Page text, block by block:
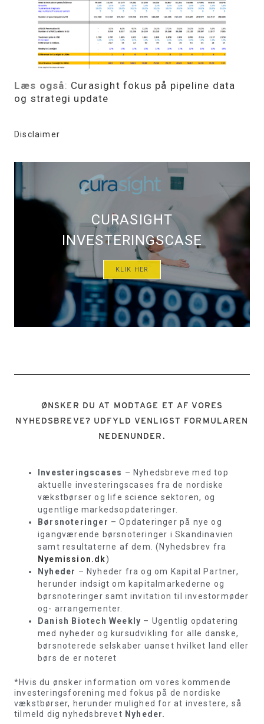
Læs også: Curasight fokus på pipeline data
og strategi update
Disclaimer
CURASIGHT
INVESTERINGSCASE
KLIK HER
ØNSKER DU AT MODTAGE ET AF VORES
NYHEDSBREVE? UDFYLD VENLIGST FORMULAREN
NEDENUNDER.
Investeringscases – Nyhedsbreve med top
aktuelle investeringscases fra de nordiske
vækstbørser og life science sektoren, og
ugentlige markedsopdateringer.
Børsnoteringer – Opdateringer på nye og
igangværende børsnoteringer i Skandinavien
samt resultaterne af dem. (Nyhedsbrev fra
Nyemission.dk)
Nyheder – Nyheder fra og om Kapital Partner,
herunder indsigt om kapitalmarkederne og
børsnoteringer samt invitation til investormøder
og- arrangementer.
Danish Biotech Weekly – Ugentlig opdatering
med nyheder og kursudvikling for alle danske,
børsnoterede selskaber uanset hvilket land eller
børs de er noteret
*Hvis du ønsker information om vores kommende
investeringsforening med fokus på de nordiske
vækstbørser, herunder mulighed for at investere, så
tilmeld dig nyhedsbrevet Nyheder.